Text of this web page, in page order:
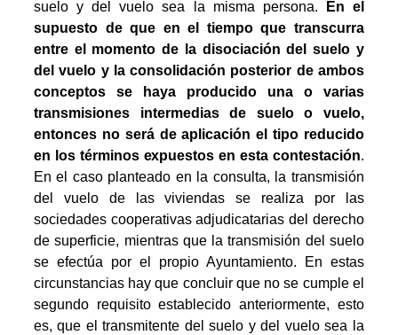
suelo y del vuelo sea la misma persona.
En el
supuesto de que en el tiempo que transcurra
entre el momento de la disociación del suelo y
del vuelo y la consolidación posterior de ambos
conceptos se haya producido una o varias
transmisiones intermedias de suelo o vuelo,
entonces no será de aplicación el tipo reducido
en los términos expuestos en esta contestación.
En el caso planteado en la consulta, la transmisión
del vuelo de las viviendas se realiza por las
sociedades cooperativas adjudicatarias del derecho
de superficie, mientras que la transmisión del suelo
se efectúa por el propio Ayuntamiento. En estas
circunstancias hay que concluir que no se cumple el
segundo requisito establecido anteriormente, esto
es, que el transmitente del suelo y del vuelo sea la